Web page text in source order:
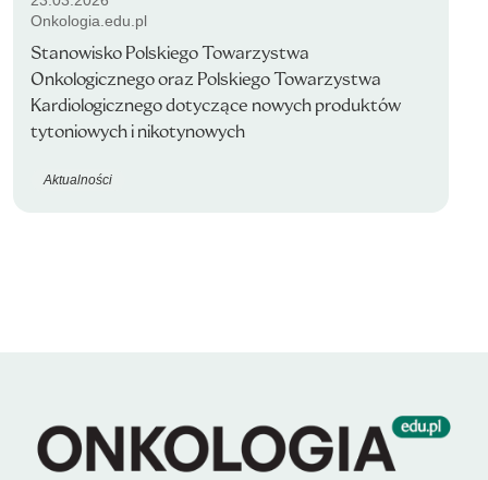
Onkologia.edu.pl
Stanowisko Polskiego Towarzystwa
Onkologicznego oraz Polskiego Towarzystwa
Kardiologicznego dotyczące nowych produktów
tytoniowych i nikotynowych
Aktualności